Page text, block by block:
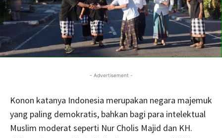
- Advertisement -
Konon katanya Indonesia merupakan negara majemuk
yang paling demokratis, bahkan bagi para intelektual
Muslim moderat seperti Nur Cholis Majid dan KH.